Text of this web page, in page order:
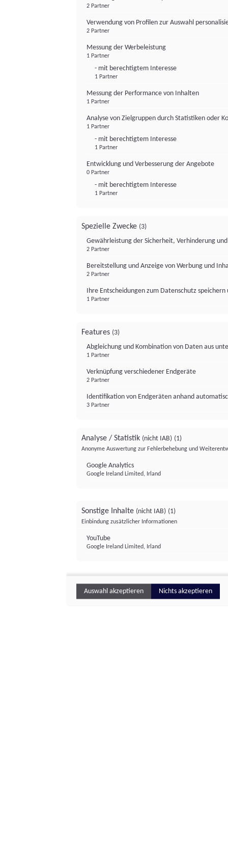
2 Partner
Verwendung von Profilen zur Auswahl
2 Partner
Messung der Werbeleistung
1 Partner
- mit berechtigtem Interesse
1 Partner
Messung der Performance von Inhalten
1 Partner
Analyse von Zielgruppen durch Statistiken oder
1 Partner
- mit berechtigtem Interesse
1 Partner
Entwicklung und Verbesserung der Angebote
0 Partner
- mit berechtigtem Interesse
1 Partner
Spezielle Zwecke (3)
Gewährleistung der Sicherheit, Verhinderung
2 Partner
Bereitstellung und Anzeige von Werbung und
2 Partner
Ihre Entscheidungen zum Datenschutz
1 Partner
Features (3)
Abgleichung und Kombination von Daten aus
1 Partner
Verknüpfung verschiedener Endgeräte
2 Partner
Identifikation von Endgeräten anhand
3 Partner
Analyse / Statistik (nicht IAB) (1)
Anonyme Auswertung zur Fehlerbehebung und
Google Analytics
Google Ireland Limited, Irland
Sonstige Inhalte (nicht IAB) (1)
Einbindung zusätzlicher Informationen
YouTube
Google Ireland Limited, Irland
Auswahl akzeptieren Nichts akzeptieren